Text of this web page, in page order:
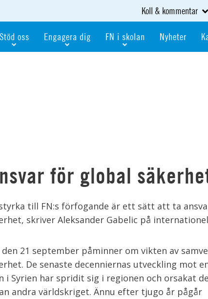
Koll & kommentar
Stöd oss Engagera dig FN i skolan Nyheter
för global
till FN:s förfogande är ett sätt att ta
skriver Aleksander Gabelic på
21 september påminner om vikten av
De senaste decenniernas utveckling mot
Syrien har spridit sig i regionen och orsakat
andra världskriget. Ännu efter tjugo år pågår